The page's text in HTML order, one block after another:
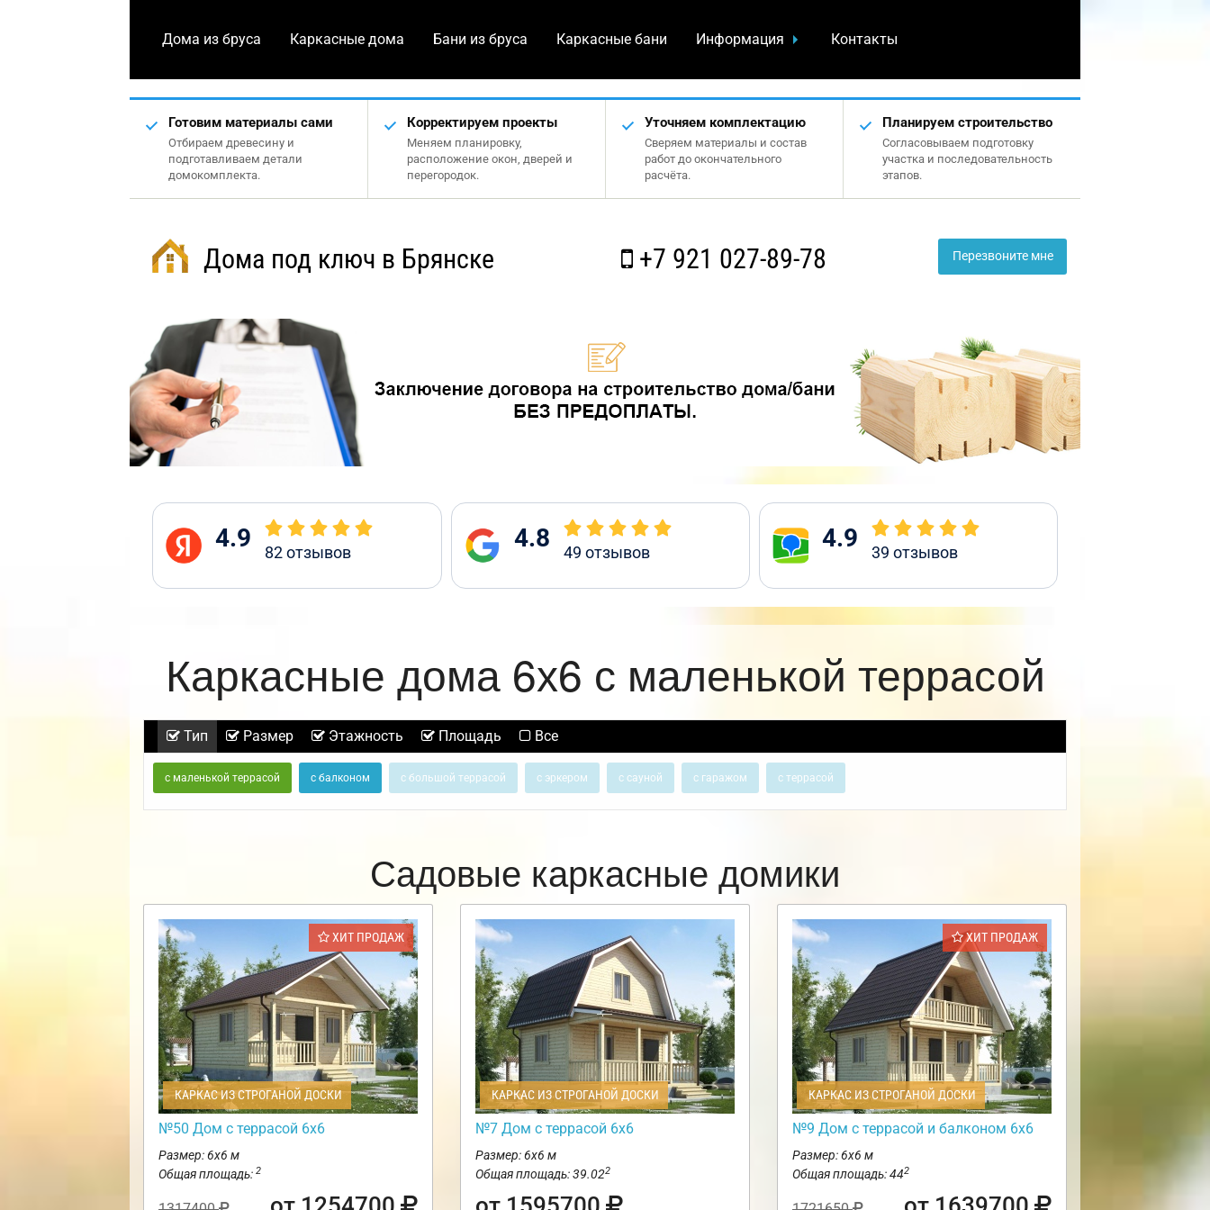
Дома из бруса Каркасные дома Бани из бруса Каркасные бани Информация Контакты
Готовим материалы сами
Отбираем древесину и
подготавливаем детали
домокомплекта.
Корректируем проекты
Меняем планировку,
расположение окон, дверей и
перегородок.
Уточняем комплектацию
Сверяем материалы и состав
работ до окончательного
расчёта.
Планируем строительство
Согласовываем подготовку
участка и последовательность
этапов.
Дома под ключ в Брянске +7 921 027-89-78 Перезвоните мне
4.9 82отзывов 4.8 49 отзывов 4.9 39 отзывов
Каркасные дома 6х6 с маленькой террасой
Тип Размер Этажность Площадь Все
с маленькой террасой с балконом с большой террасой с эркером с сауной с гаражом с террасой
Садовые каркасные домики
ХИТ ПРОДАЖ
КАРКАС ИЗ СТРОГАНОЙ ДОСКИ
№50 Дом с террасой 6х6
Размер: 6х6 м
Общая площадь: 2
КАРКАС ИЗ СТРОГАНОЙ ДОСКИ
№7 Дом с террасой 6х6
Размер: 6х6 м
Общая площадь: 39.022
ХИТ ПРОДАЖ
КАРКАС ИЗ СТРОГАНОЙ ДОСКИ
№9 Дом с террасой и балконом 6х6
Размер: 6х6 м
Общая площадь: 442